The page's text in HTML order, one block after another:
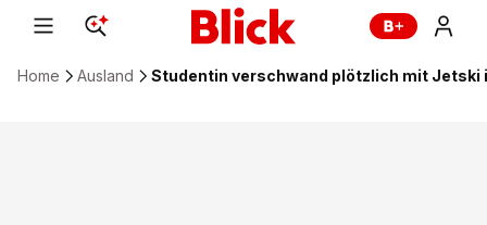
Home Ausland Studentin verschwand plötzlich mit Jetski